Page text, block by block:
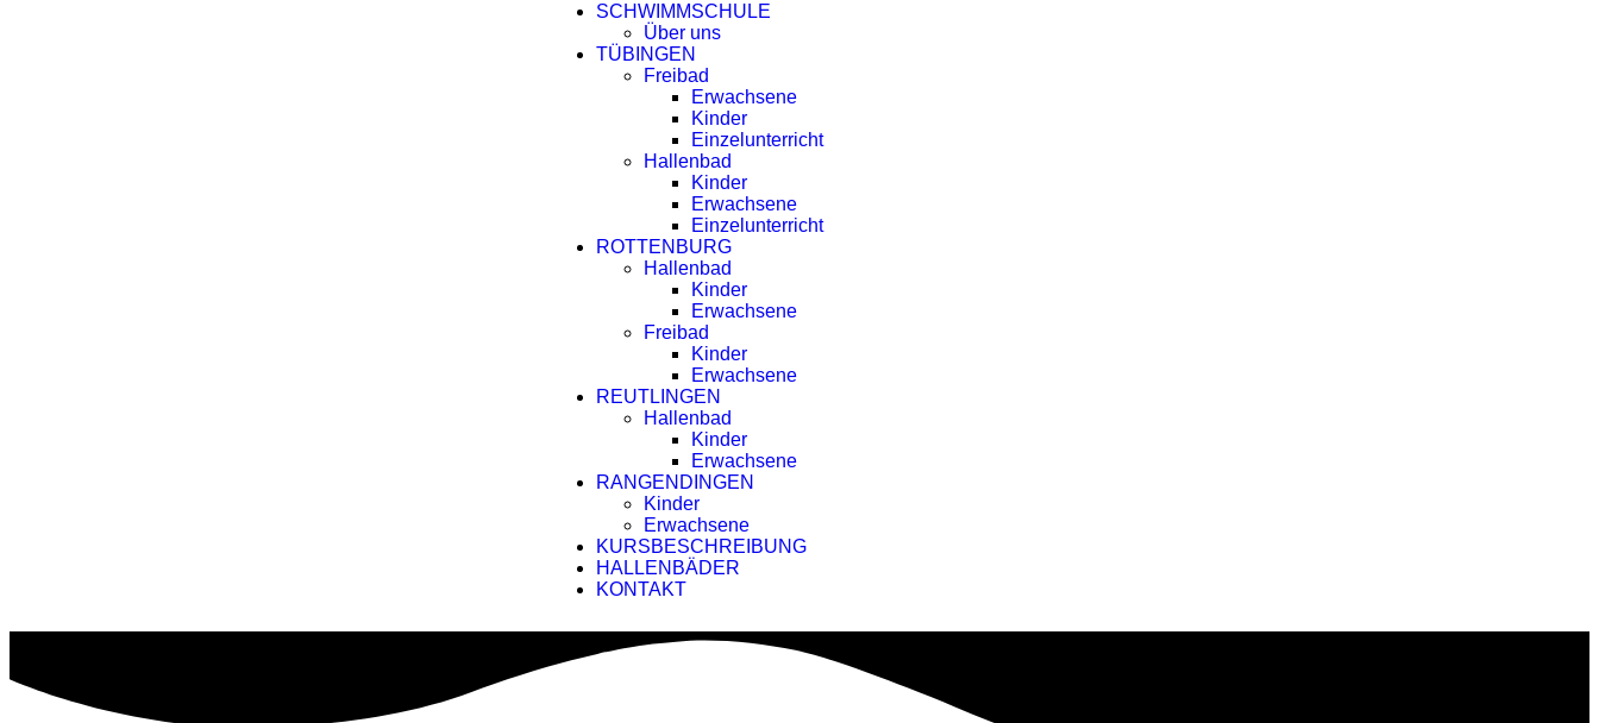
SCHWIMMSCHULE
Über uns
TÜBINGEN
Freibad
Erwachsene
Kinder
Einzelunterricht
Hallenbad
Kinder
Erwachsene
Einzelunterricht
ROTTENBURG
Hallenbad
Kinder
Erwachsene
Freibad
Kinder
Erwachsene
REUTLINGEN
Hallenbad
Kinder
Erwachsene
RANGENDINGEN
Kinder
Erwachsene
KURSBESCHREIBUNG
HALLENBÄDER
KONTAKT